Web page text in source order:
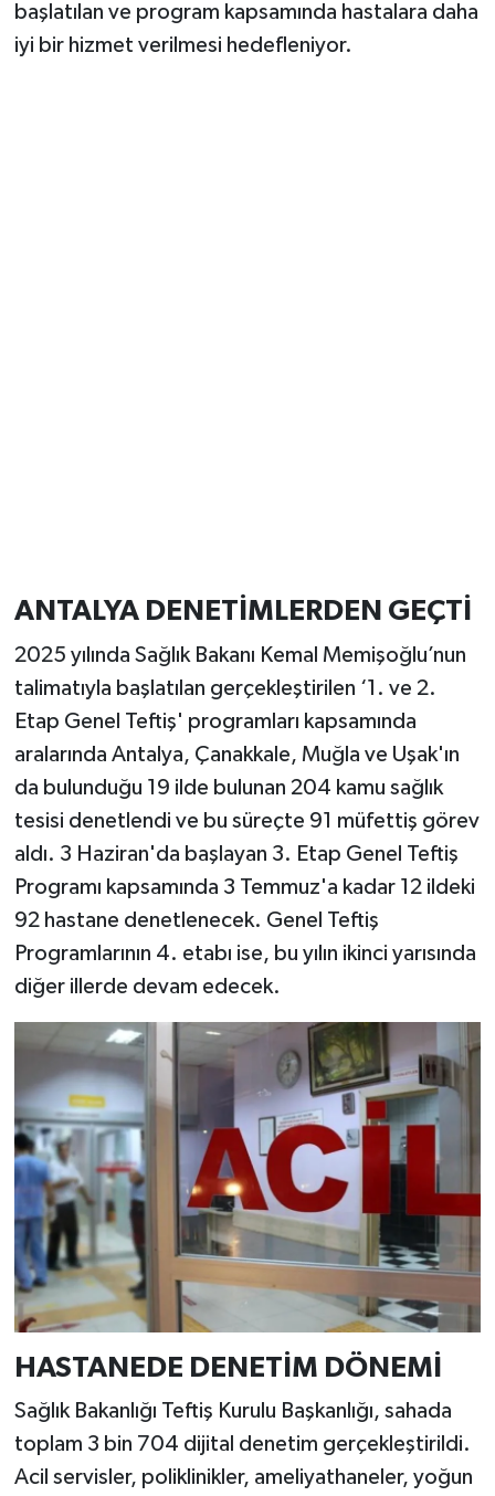
başlatılan ve program kapsamında hastalara daha
iyi bir hizmet verilmesi hedefleniyor.
ANTALYA DENETİMLERDEN GEÇTİ
2025 yılında Sağlık Bakanı Kemal Memişoğlu’nun
talimatıyla başlatılan gerçekleştirilen ‘1. ve 2.
Etap Genel Teftiş' programları kapsamında
aralarında Antalya, Çanakkale, Muğla ve Uşak'ın
da bulunduğu 19 ilde bulunan 204 kamu sağlık
tesisi denetlendi ve bu süreçte 91 müfettiş görev
aldı. 3 Haziran'da başlayan 3. Etap Genel Teftiş
Programı kapsamında 3 Temmuz'a kadar 12 ildeki
92 hastane denetlenecek. Genel Teftiş
Programlarının 4. etabı ise, bu yılın ikinci yarısında
diğer illerde devam edecek.
HASTANEDE DENETİM DÖNEMİ
Sağlık Bakanlığı Teftiş Kurulu Başkanlığı, sahada
toplam 3 bin 704 dijital denetim gerçekleştirildi.
Acil servisler, poliklinikler, ameliyathaneler, yoğun